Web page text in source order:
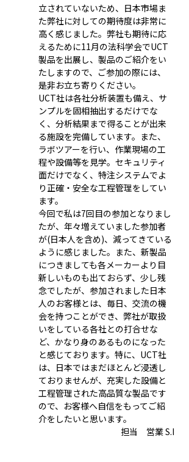
立されていないため、日本市場ま
た弊社に対しての期待度は非常に
高く感じました。弊社も期待に応
えるために11月の法科学会でUCT
製品を出展し、製品のご紹介をい
たしますので、ご参加の際には、
是非お立ち寄りください。
UCT社は各社分析装置も備え、サ
ンプルを固相抽出するだけでな
く、分析結果まで得ることが出来
る施設を完備しています。また、
ラボツアーを行い、作業現場の工
程や設備等を見学。セキュリティ
面だけでなく、特注システムでよ
り正確・安全な工程管理をしてい
ます。
今回で私は7回目の参加となりまし
たが、年々増えていました参加者
が(日本人を含め)、減ってきている
ように感じました。また、新製品
につきましても各メーカーより目
新しいものも出ておらず、少し残
念でしたが、参加されました日本
人のお客様とは、毎日、交流の機
会を持つことができ、弊社が取扱
いをしている各社との打合せな
ど、かなり身のあるものになった
と感じております。特に、UCT社
は、日本ではまだほとんど浸透し
ておりませんが、充実した設備と
工程管理された高品質な製品です
ので、お客様へ自信をもってご紹
介をしたいと思います。
担当 営業 S.I